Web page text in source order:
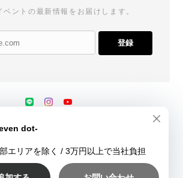
ベントの最新情報をお届けします。
登録
リシー 特定商取引法に基づく表記